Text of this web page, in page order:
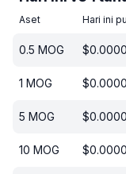
Aset Hari ini
0.5 MOG $
1 MOG $
5 MOG $
10 MOG $